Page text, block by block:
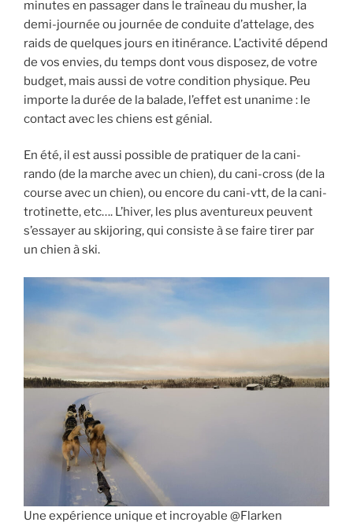
minutes en passager dans le traîneau du musher, la
demi-journée ou journée de conduite d’attelage, des
raids de quelques jours en itinérance. L’activité dépend
de vos envies, du temps dont vous disposez, de votre
budget, mais aussi de votre condition physique. Peu
importe la durée de la balade, l’effet est unanime : le
contact avec les chiens est génial.
En été, il est aussi possible de pratiquer de la cani-
rando (de la marche avec un chien), du cani-cross (de la
course avec un chien), ou encore du cani-vtt, de la cani-
trotinette, etc…. L’hiver, les plus aventureux peuvent
s’essayer au skijoring, qui consiste à se faire tirer par
un chien à ski.
Une expérience unique et incroyable @Flarken